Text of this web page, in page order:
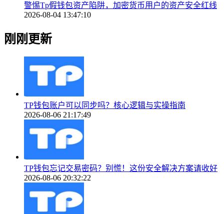
警惕Tp假钱包资产陷阱，加密货币用户的资产安全红线
2026-08-04 13:47:10
刚刚更新
TP钱包账户可以同步吗？核心逻辑与实操指南
2026-08-06 21:17:49
TP钱包忘记交易密码？别慌！这份安全解决方案请收好
2026-08-06 20:32:22